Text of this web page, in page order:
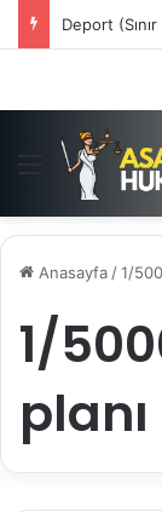
Deport
Menü
Anasayfa /1/
1/